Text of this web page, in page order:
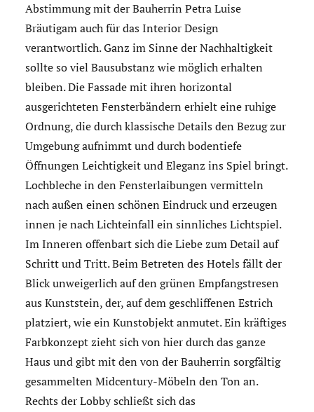
Abstimmung mit der Bauherrin Petra Luise
Bräutigam auch für das Interior Design
verantwortlich. Ganz im Sinne der Nachhaltigkeit
sollte so viel Bausubstanz wie möglich erhalten
bleiben. Die Fassade mit ihren horizontal
ausgerichteten Fensterbändern erhielt eine ruhige
Ordnung, die durch klassische Details den Bezug zur
Umgebung aufnimmt und durch bodentiefe
Öffnungen Leichtigkeit und Eleganz ins Spiel bringt.
Lochbleche in den Fensterlaibungen vermitteln
nach außen einen schönen Eindruck und erzeugen
innen je nach Lichteinfall ein sinnliches Lichtspiel.
Im Inneren offenbart sich die Liebe zum Detail auf
Schritt und Tritt. Beim Betreten des Hotels fällt der
Blick unweigerlich auf den grünen Empfangstresen
aus Kunststein, der, auf dem geschliffenen Estrich
platziert, wie ein Kunstobjekt anmutet. Ein kräftiges
Farbkonzept zieht sich von hier durch das ganze
Haus und gibt mit den von der Bauherrin sorgfältig
gesammelten Midcentury-Möbeln den Ton an.
Rechts der Lobby schließt sich das